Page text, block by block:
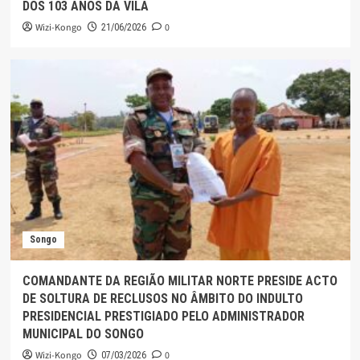
DOS 103 ANOS DA VILA
Wizi-Kongo 21/06/2026 0
Songo
COMANDANTE DA REGIÃO MILITAR NORTE PRESIDE ACTO
DE SOLTURA DE RECLUSOS NO ÂMBITO DO INDULTO
PRESIDENCIAL PRESTIGIADO PELO ADMINISTRADOR
MUNICIPAL DO SONGO
Wizi-Kongo 07/03/2026 0